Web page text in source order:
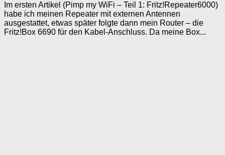
Im ersten Artikel (Pimp my WiFi – Teil 1: Fritz!Repeater6000)
habe ich meinen Repeater mit externen Antennen
ausgestattet, etwas später folgte dann mein Router – die
Fritz!Box 6690 für den Kabel-Anschluss. Da meine Box...